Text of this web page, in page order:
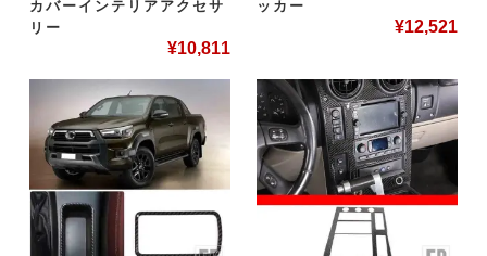
カバーインテリアアクセサ
リー
¥10,811
ッカー
¥12,521